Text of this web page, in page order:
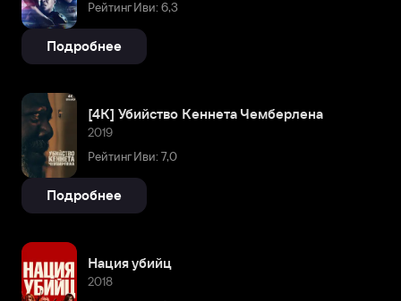
Рейтинг Иви: 6,3
Подробнее
[4K] Убийство Кеннета Чемберлена
2019
Рейтинг Иви: 7,0
Подробнее
Нация убийц
2018